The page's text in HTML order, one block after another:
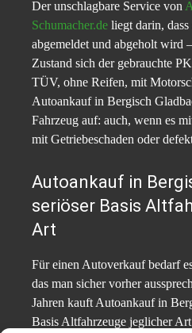
Der unschlagbare Service von
Schumacher.de liegt darin,
abgemeldet und abgeholt wird
Zustand sich der gebrauchte
TÜV, ohne Reifen, mit
Autoankauf in Bergisch
Fahrzeug auf: auch, wenn es
mit Getriebeschaden oder
Autoankauf in
seriöser Basis
Art
Für einen Autoverkauf bedarf
das man sicher vorher
Jahren kauft Autoankauf in
Basis Altfahrzeuge jeglicher